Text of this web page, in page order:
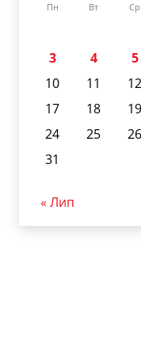
Пн Вт Ср
3
4 5
10
11 12
17
18 19
24
25 26
31
« Лип